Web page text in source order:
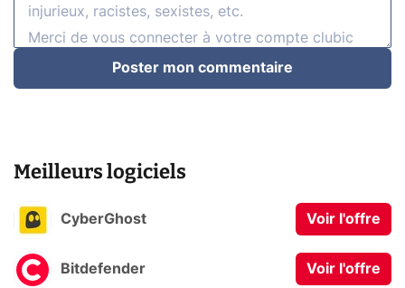
Poster mon commentaire
Meilleurs logiciels
CyberGhost Voir l'offre
Bitdefender Voir l'offre